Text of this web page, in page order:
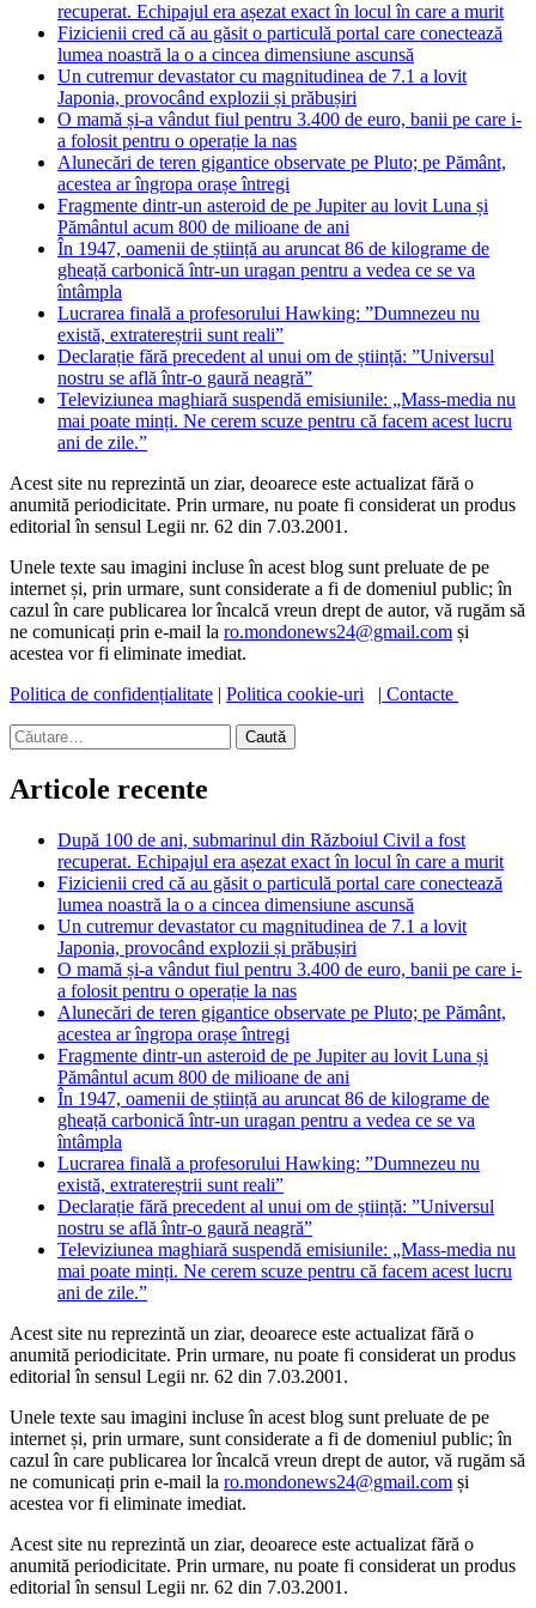
recuperat. Echipajul era așezat exact în locul în care a murit
Fizicienii cred că au găsit o particulă portal care conectează
lumea noastră la o a cincea dimensiune ascunsă
Un cutremur devastator cu magnitudinea de 7.1 a lovit
Japonia, provocând explozii și prăbușiri
O mamă și-a vândut fiul pentru 3.400 de euro, banii pe care i-
a folosit pentru o operație la nas
Alunecări de teren gigantice observate pe Pluto; pe Pământ,
acestea ar îngropa orașe întregi
Fragmente dintr-un asteroid de pe Jupiter au lovit Luna și
Pământul acum 800 de milioane de ani
În 1947, oamenii de știință au aruncat 86 de kilograme de
gheață carbonică într-un uragan pentru a vedea ce se va
întâmpla
Lucrarea finală a profesorului Hawking: ”Dumnezeu nu
există, extratereștrii sunt reali”
Declarație fără precedent al unui om de știință: ”Universul
nostru se află într-o gaură neagră”
Televiziunea maghiară suspendă emisiunile: „Mass-media nu
mai poate minți. Ne cerem scuze pentru că facem acest lucru
ani de zile.”
Acest site nu reprezintă un ziar, deoarece este actualizat fără o
anumită periodicitate. Prin urmare, nu poate fi considerat un produs
editorial în sensul Legii nr. 62 din 7.03.2001.
Unele texte sau imagini incluse în acest blog sunt preluate de pe
internet și, prin urmare, sunt considerate a fi de domeniul public; în
cazul în care publicarea lor încalcă vreun drept de autor, vă rugăm să
ne comunicați prin e-mail la ro.mondonews24@gmail.com și
acestea vor fi eliminate imediat.
Politica de confidențialitate | Politica cookie-uri | Contacte
Caută
după:
Articole recente
După 100 de ani, submarinul din Războiul Civil a fost
recuperat. Echipajul era așezat exact în locul în care a murit
Fizicienii cred că au găsit o particulă portal care conectează
lumea noastră la o a cincea dimensiune ascunsă
Un cutremur devastator cu magnitudinea de 7.1 a lovit
Japonia, provocând explozii și prăbușiri
O mamă și-a vândut fiul pentru 3.400 de euro, banii pe care i-
a folosit pentru o operație la nas
Alunecări de teren gigantice observate pe Pluto; pe Pământ,
acestea ar îngropa orașe întregi
Fragmente dintr-un asteroid de pe Jupiter au lovit Luna și
Pământul acum 800 de milioane de ani
În 1947, oamenii de știință au aruncat 86 de kilograme de
gheață carbonică într-un uragan pentru a vedea ce se va
întâmpla
Lucrarea finală a profesorului Hawking: ”Dumnezeu nu
există, extratereștrii sunt reali”
Declarație fără precedent al unui om de știință: ”Universul
nostru se află într-o gaură neagră”
Televiziunea maghiară suspendă emisiunile: „Mass-media nu
mai poate minți. Ne cerem scuze pentru că facem acest lucru
ani de zile.”
Acest site nu reprezintă un ziar, deoarece este actualizat fără o
anumită periodicitate. Prin urmare, nu poate fi considerat un produs
editorial în sensul Legii nr. 62 din 7.03.2001.
Unele texte sau imagini incluse în acest blog sunt preluate de pe
internet și, prin urmare, sunt considerate a fi de domeniul public; în
cazul în care publicarea lor încalcă vreun drept de autor, vă rugăm să
ne comunicați prin e-mail la ro.mondonews24@gmail.com și
acestea vor fi eliminate imediat.
Acest site nu reprezintă un ziar, deoarece este actualizat fără o
anumită periodicitate. Prin urmare, nu poate fi considerat un produs
editorial în sensul Legii nr. 62 din 7.03.2001.